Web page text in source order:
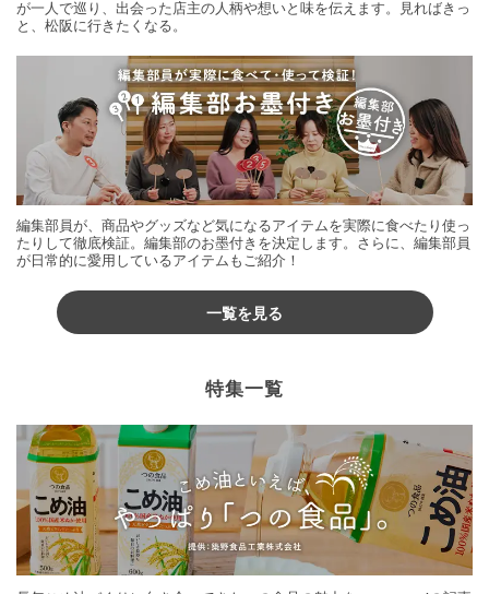
が一人で巡り、出会った店主の人柄や想いと味を伝えます。見ればきっ
と、松阪に行きたくなる。
編集部員が、商品やグッズなど気になるアイテムを実際に食べたり使っ
たりして徹底検証。編集部のお墨付きを決定します。さらに、編集部員
が日常的に愛用しているアイテムもご紹介！
一覧を見る
特集一覧